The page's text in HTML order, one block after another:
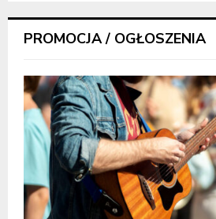
PROMOCJA / OGŁOSZENIA